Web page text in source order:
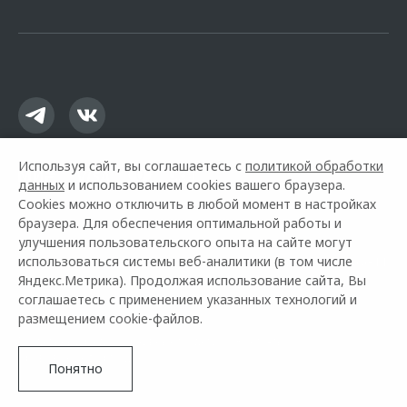
Горячая линия OMODA: +7 (351) 211-66-11
Используя сайт, вы соглашаетесь с политикой обработки
данных и использованием cookies вашего браузера.
Cookies можно отключить в любой момент в настройках
браузера. Для обеспечения оптимальной работы и
улучшения пользовательского опыта на сайте могут
использоваться системы веб-аналитики (в том числе
Яндекс.Метрика). Продолжая использование сайта, Вы
соглашаетесь с применением указанных технологий и
размещением cookie-файлов.
Понятно